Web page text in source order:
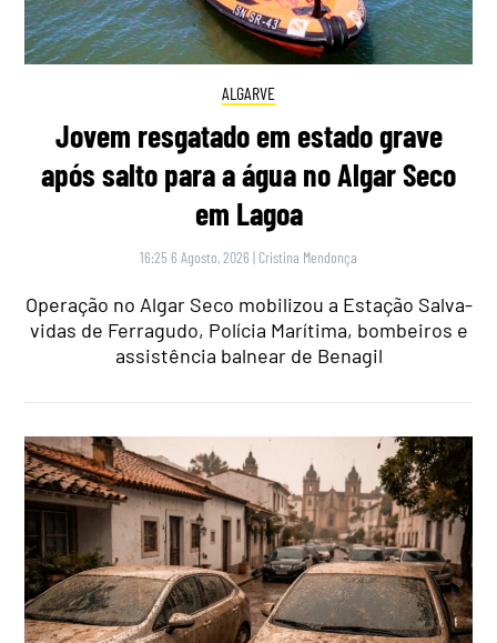
ALGARVE
Jovem resgatado em estado grave
após salto para a água no Algar Seco
em Lagoa
16:25 6 Agosto, 2026 | Cristina Mendonça
Operação no Algar Seco mobilizou a Estação Salva-
vidas de Ferragudo, Polícia Marítima, bombeiros e
assistência balnear de Benagil